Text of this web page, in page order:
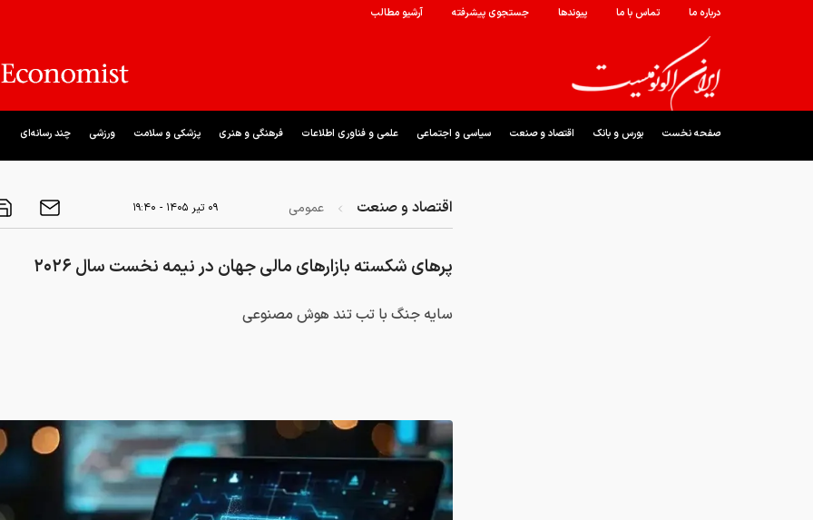
درباره ما تماس با ما پیوندها جستجوی پیشرفته آرشیو مطالب
صفحه نخست بورس و بانک اقتصاد و صنعت سیاسی و اجتماعی علمی و فناوری اطلاعات فرهنگی و هنری پزشکی و سلامت ورزشی چند رسانه‌ای
اقتصاد و صنعت عمومی ۰۹ تير ۱۴۰۵ - ۱۹:۴۰
پرهای شکسته بازارهای مالی جهان در نیمه نخست سال ۲۰۲۶
سایه جنگ با تب تند هوش مصنوعی